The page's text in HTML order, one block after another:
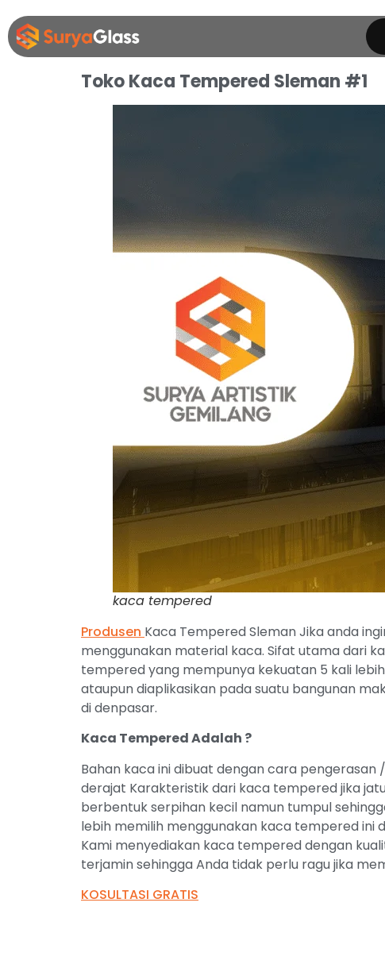
Toko Kaca Tempered Sleman #1
kaca tempered
Produsen Kaca Tempered Sleman Jika anda
menggunakan material kaca. Sifat utama dari
tempered yang mempunya kekuatan 5 kali
ataupun diaplikasikan pada suatu bangunan
di denpasar.
Kaca Tempered Adalah ?
Bahan kaca ini dibuat dengan cara
derajat Karakteristik dari kaca tempered jika
berbentuk serpihan kecil namun tumpul
lebih memilih menggunakan kaca tempered ini
Kami menyediakan kaca tempered dengan
terjamin sehingga Anda tidak perlu ragu jika
KOSULTASI GRATIS